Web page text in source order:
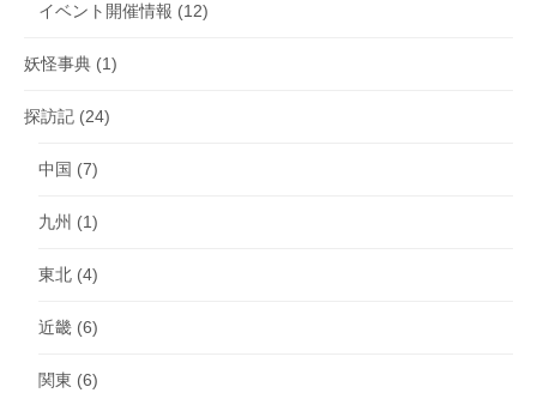
イベント開催情報 (12)
妖怪事典 (1)
探訪記 (24)
中国 (7)
九州 (1)
東北 (4)
近畿 (6)
関東 (6)